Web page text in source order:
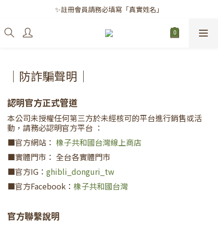
✨註冊會員請務必填寫「真實姓名」
✨註冊會員請務必填寫「真實姓名」
｜每月8日｜會員滿千免運日
｜防詐騙聲明｜
認明官方正式管道
本公司未授權任何第三方於未經核可的平台進行銷售或活
動，請務必認明官方平台 ：
■官方網站： 橡子共和國台灣線上商店
■實體門市： 全台各實體門市
■官方IG： ghibli_donguri_tw
■官方Facebook： 橡子共和國台灣
官方聯繫說明